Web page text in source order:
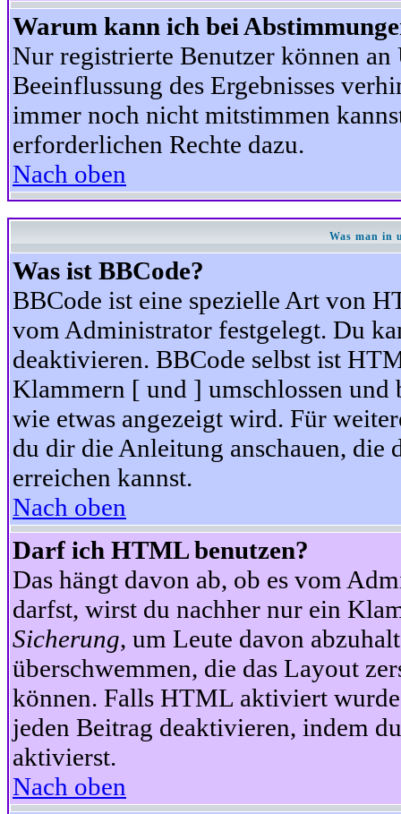
Warum kann ich bei
Nur registrierte Benutzer können
Beeinflussung des Ergebnisses
immer noch nicht mitstimmen
erforderlichen Rechte dazu.
Nach oben
Was man in
Was ist BBCode?
BBCode ist eine spezielle Art von
vom Administrator festgelegt. Du
deaktivieren. BBCode selbst ist
Klammern [ und ] umschlossen
wie etwas angezeigt wird. Für
du dir die Anleitung anschauen, die
erreichen kannst.
Nach oben
Darf ich HTML benutzen?
Das hängt davon ab, ob es vom
darfst, wirst du nachher nur ein
Sicherung, um Leute davon
überschwemmen, die das Layout
können. Falls HTML aktiviert
jeden Beitrag deaktivieren, indem
aktivierst.
Nach oben